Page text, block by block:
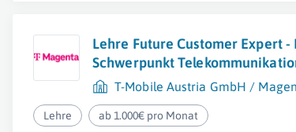
Lehre Future Customer Expert
Schwerpunkt
T-Mobile Austria GmbH /
Lehre ab 1.000€ pro Monat